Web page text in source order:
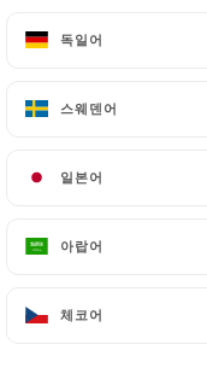
독일어
스웨덴어
일본어
아랍어
체코어
독일어
스웨덴어
일본어
아랍어
체코어